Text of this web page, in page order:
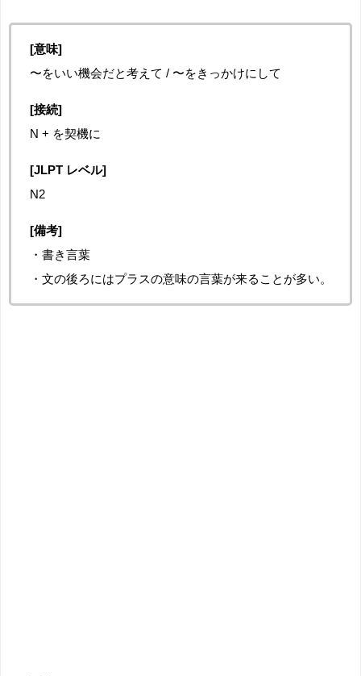
[意味]
〜をいい機会だと考えて / 〜をきっかけにして
[接続]
N + を契機に
[JLPT レベル]
N2
[備考]
・書き言葉
・文の後ろにはプラスの意味の言葉が来ることが多い。